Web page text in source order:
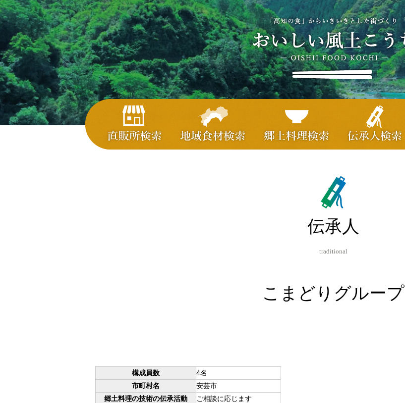
伝承人
traditional
こまどりグループ
構成員数
4名
市町村名
安芸市
郷土料理の技術の伝承活動
ご相談に応じます